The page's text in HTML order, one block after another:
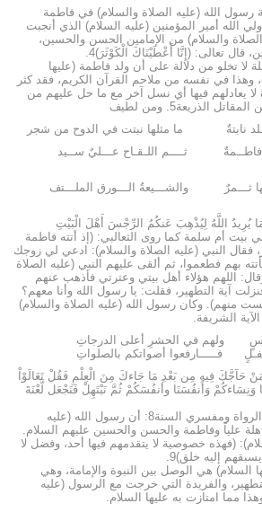
رسول الله (عليه الصلاة والسلام) في فاطمة
الله أمير المؤمنين (عليه السلام) الذي أنجبت
والسلام) من الإمامين الحسن والحسين،
قال تعالى: (إِنَّا أَعْطَيْنَاكَ الْكَوْثَرَ)4.
لا تخلو من دلالة على أن ولد فاطمة (عليها
وهذا في نفسه من ملاحم القرآن الكريم، فقد كثر
لا يعادلهم فيها أي نسل آخر مع ما حل عليهم من
الذريعة5. ومن لطيف
نابتةٌ ما مثلها نبتت في الدوح من شجر
ثــــم اللـقـاح عـــليٌ ســيد
ثـــمرٌ والشـــيعةُ الـــورق الملـــتف
يُرِيدُ اللَّهُ لِيُذْهِبَ عَنكُمُ الرِّجْسَ أَهْلَ الْبَيْتِ
6، كان في بيت أم سلمة كما روى الثعالبي: (إذ أتته فاطمة
فقال النبي (عليه الصلاة والسلام): ادعي لي زوجك
بهم فطعموا، ثم ألقى عليهم النبي (عليه الصلاة
اللهم هؤلاء أهل بيتي وعترتي فأذهب عنهم
آية التطهير، فقلت: يا رسول الله وأنا معهم؟
منهم). وكان رسول الله (عليه الصلاة والسلام)
الشريفة.
ولهم في الحشرِ أعلى الدرجاتِ
فـــــارفعوا أصواتكم بالصلواتِ
حَآجَّكَ فِيهِ مِن بَعْدِ مَا جَاءكَ مِنَ الْعِلْمِ فَقُلْ تَعَالَوْاْ
وَنِسَاءكُمْ وَأَنفُسَنَا وأَنفُسَكُمْ ثُمَّ نَبْتَهِلْ فَنَجْعَل لَّعْنَةَ
ذكر المفسرون وكثير من الرواة ومفسري السنة8: أن رسول الله (عليه
علياً وفاطمة والحسن والحسين عليهم السلام.
(فهذه خصوصية لا يتقدمهم فيها أحد، وفضل لا
إليه خلق)9.
السلام) هي الوصل بين النبوة والإمامة، وهي
والفريدة التي خرجت مع الرسول (عليه
مما امتازت به عليها السلام.